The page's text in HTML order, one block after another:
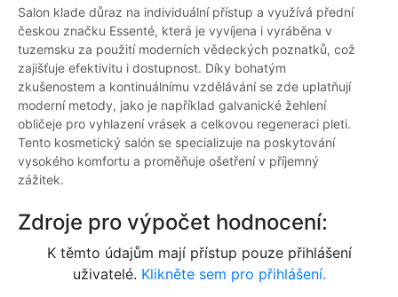
Salon klade důraz na individuální přístup a využívá přední
českou značku Essenté, která je vyvíjena i vyráběna v
tuzemsku za použití moderních vědeckých poznatků, což
zajišťuje efektivitu i dostupnost. Díky bohatým
zkušenostem a kontinuálnímu vzdělávání se zde uplatňují
moderní metody, jako je například galvanické žehlení
obličeje pro vyhlazení vrásek a celkovou regeneraci pleti.
Tento kosmetický salón se specializuje na poskytování
vysokého komfortu a proměňuje ošetření v příjemný
zážitek.
Zdroje pro výpočet hodnocení:
K těmto údajům mají přístup pouze přihlášení
uživatelé. Klikněte sem pro přihlášení.